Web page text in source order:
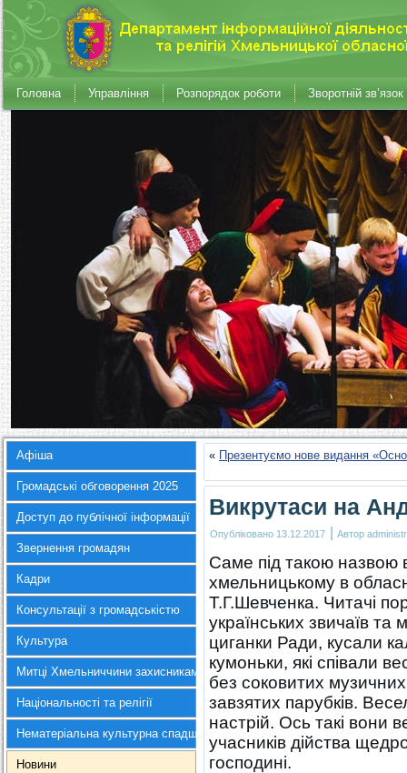
Головна Управління Розпорядок роботи Зворотній зв’язок
Афіша
Громадські обговорення 2025
Доступ до публічної інформації
Звернення громадян
Кадри
Консультації з громадськістю
Культура
Митці Хмельниччини захисникам України
Національності та релігії
Нематеріальна культурна спадщина
Новини
« Презентуємо нове видання
Викрутаси на
Опубліковано 13.12.2017 | Автор
Саме під такою назвою
хмельницькому в
Т.Г.Шевченка. Читачі
українських звичаїв
циганки Ради, кусали
кумоньки, які співали
без соковитих музичних
завзятих парубків.
настрій. Ось такі вони
учасників дійства
господині.